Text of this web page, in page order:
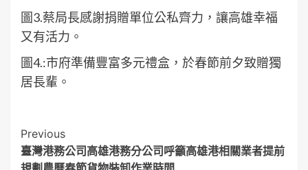
圖3.蔡局長感謝捐贈單位公私齊力，讓高雄幸福
又有活力。
圖4.:市府準備豐富多元禮盒，於春節前夕致贈獨
居長輩。
Post
Navigation
Previous
臺灣港務公司高雄港務分公司呼籲高雄港相關業者提前